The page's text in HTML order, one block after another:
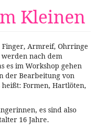
Kleinen
Armreif, Ohrringe
werden nach dem
es im Workshop gehen
der Bearbeitung von
Formen, Hartlöten,
es sind also
16 Jahre.